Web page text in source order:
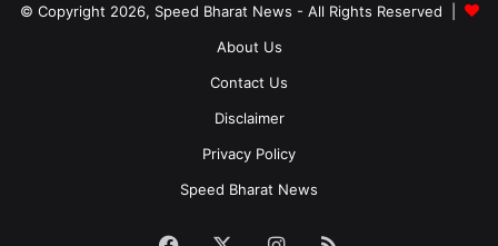
© Copyright 2026, Speed Bharat News - All Rights Reserved |
About Us
Contact Us
Disclaimer
Privacy Policy
Speed Bharat News